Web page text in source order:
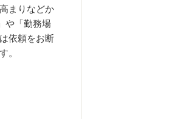
まりなどか
や「勤務場
依頼をお断
。